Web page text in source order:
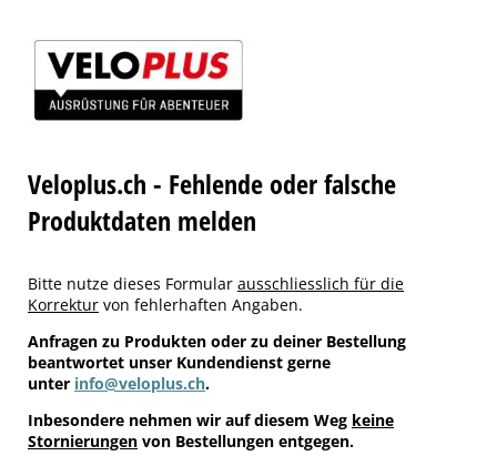
Veloplus.ch - Fehlende oder falsche
Produktdaten melden
Bitte nutze dieses Formular ausschliesslich für die
Korrektur von fehlerhaften Angaben.
Anfragen zu Produkten oder zu deiner Bestellung
beantwortet unser Kundendienst gerne
unter info@veloplus.ch.
Inbesondere nehmen wir auf diesem Weg keine
Stornierungen von Bestellungen entgegen.